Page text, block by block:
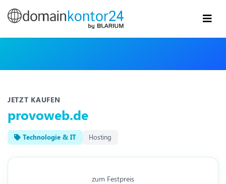
JETZT KAUFEN
provoweb.de
Technologie & IT Hosting
zum Festpreis